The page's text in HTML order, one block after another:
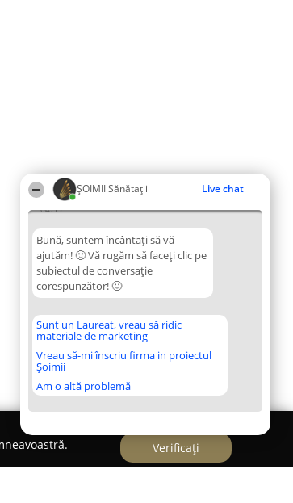
ŞOIMII Sănătații Live chat
04:55
Bună, suntem încântați să vă
ajutăm! 🙂 Vă rugăm să faceți clic pe
subiectul de conversație
corespunzător! 🙂
Sunt un Laureat, vreau să ridic
materiale de marketing
Vreau să-mi înscriu firma in proiectul
Șoimii
Am o altă problemă
Verificați